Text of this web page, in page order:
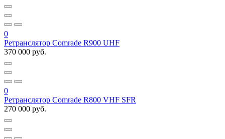
0
Ретранслятор Comrade R900 UHF
370 000 руб.
0
Ретранслятор Comrade R800 VHF SFR
270 000 руб.